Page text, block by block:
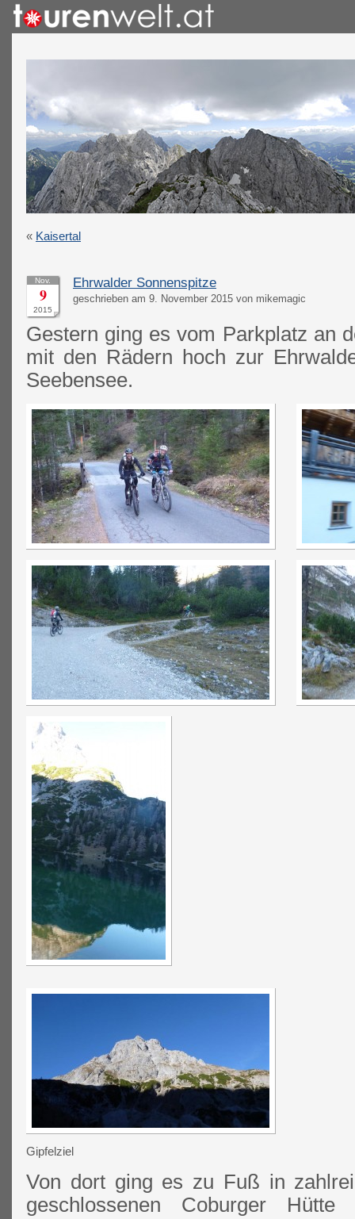
« Kaisertal
Nov.
9
2015
Ehrwalder Sonnenspitze
geschrieben am 9. November 2015 von mikemagic
Gestern ging es vom Parkplatz an
mit den Rädern hoch zur
Seebensee.
Gipfelziel
Von dort ging es zu Fuß in
geschlossenen Coburger